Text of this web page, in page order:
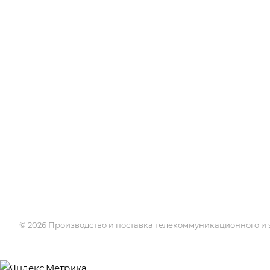
© 2026 Производство и поставка телекоммуникационного и